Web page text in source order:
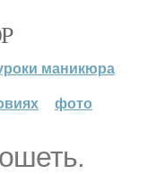
маникюра
фото